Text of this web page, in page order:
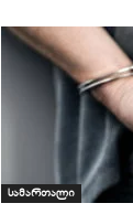
სამართალი